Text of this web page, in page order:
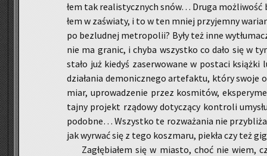
łem tak re­ali­stycz­nych snów… Druga moż­li­wość
łem w za­świa­ty, i to w ten mniej przy­jem­ny
po bez­lud­nej me­tro­po­lii? Były też inne
nie ma gra­nic, i chyba wszyst­ko co dało się w
sta­ło już kie­dyś za­ser­wo­wa­ne w po­sta­ci
dzia­ła­nia de­mo­nicz­ne­go ar­te­fak­tu, który swoje
miar, upro­wa­dze­nie przez ko­smi­tów,
tajny pro­jekt rzą­do­wy do­ty­czą­cy kon­tro­li
po­dob­ne… Wszyst­ko te roz­wa­ża­nia nie
jak wy­rwać się z tego kosz­ma­ru, pie­kła czy też
Za­głę­bia­łem się w mia­sto, choć nie wiem,